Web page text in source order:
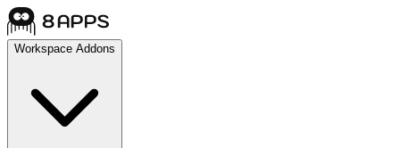
Workspace Addons